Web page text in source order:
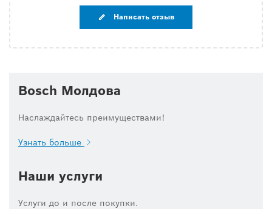
Написать отзыв
Bosch Молдова
Наслаждайтесь преимуществами!
Узнать больше
Наши услуги
Услуги до и после покупки.